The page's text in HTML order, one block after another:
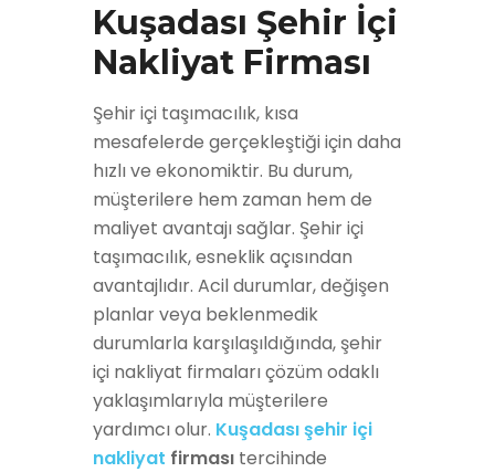
Kuşadası Şehir İçi
Nakliyat Firması
Şehir içi taşımacılık, kısa
mesafelerde gerçekleştiği için daha
hızlı ve ekonomiktir. Bu durum,
müşterilere hem zaman hem de
maliyet avantajı sağlar. Şehir içi
taşımacılık, esneklik açısından
avantajlıdır. Acil durumlar, değişen
planlar veya beklenmedik
durumlarla karşılaşıldığında, şehir
içi nakliyat firmaları çözüm odaklı
yaklaşımlarıyla müşterilere
yardımcı olur. Kuşadası şehir içi
nakliyat firması tercihinde